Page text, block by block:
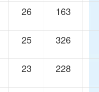
26 163
25 326
23 228